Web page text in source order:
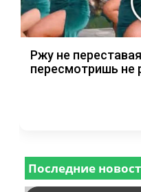
Ржу не
пересмотришь не